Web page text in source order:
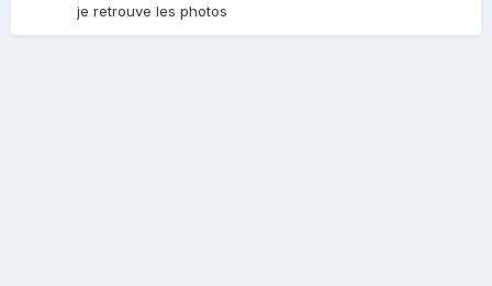
je retrouve les photos